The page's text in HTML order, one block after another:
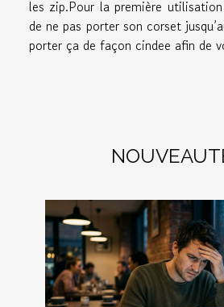
les zip.Pour la première
de ne pas porter son corset
porter ça de façon cindee afin de